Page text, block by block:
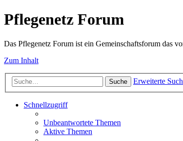
Pflegenetz Forum
Das Pflegenetz Forum ist ein Gemeinschaftsforum das
Zum Inhalt
Suche Erweiterte
Schnellzugriff
Unbeantwortete Themen
Aktive Themen